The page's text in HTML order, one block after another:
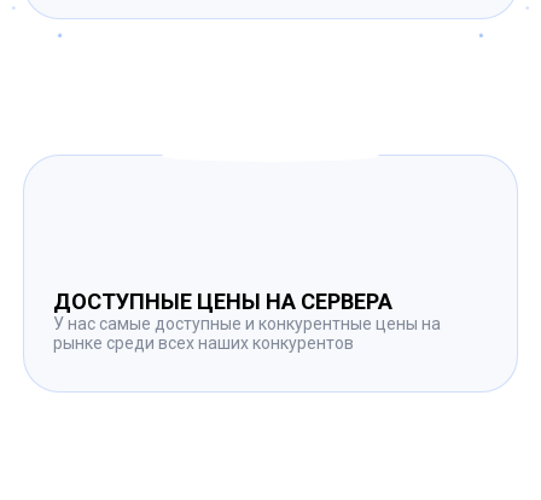
ДОСТУПНЫЕ ЦЕНЫ НА СЕРВЕРА
У нас самые доступные и конкурентные цены на
рынке среди всех наших конкурентов